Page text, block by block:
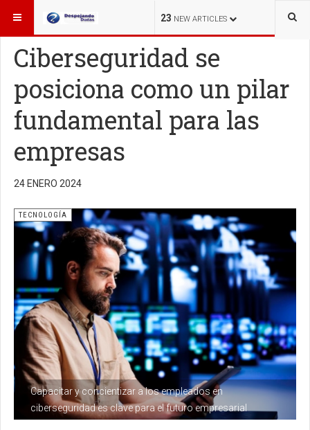
23 NEW ARTICLES
ESTÁ AQUÍ: TECNOLOGÍA
Ciberseguridad se
posiciona como un pilar
fundamental para las
empresas
24 ENERO 2024
Capacitar y concientizar a los empleados en
ciberseguridad es clave para el futuro empresarial
TECNOLOGÍA